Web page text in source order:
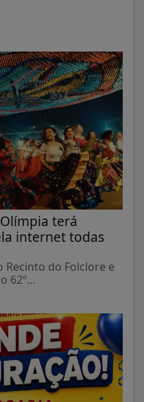
terá
internet todas
do Folclore e
62º...